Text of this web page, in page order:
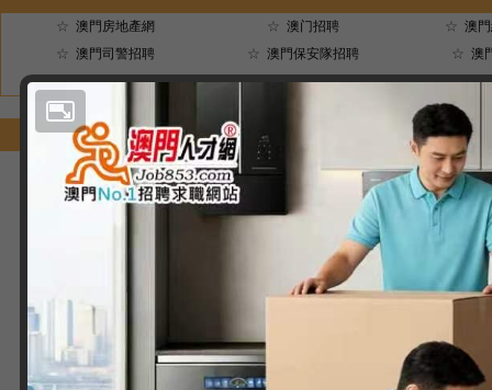
☆ 澳門房地產網 ☆ 澳门招聘 ☆ 澳
☆ 澳門司警招聘 ☆ 澳門保安隊招聘 ☆ 澳
☆澳門社會保障基金招聘 澳門衛生局招聘 ☆澳
網站主頁| 人才求職|企業招聘| 培訓頻道
鄭重聲明 :本網只提供公司和求職者之
未經 澳門人才網
同意
Copyright© 2005-2026
澳門人才網
澳門